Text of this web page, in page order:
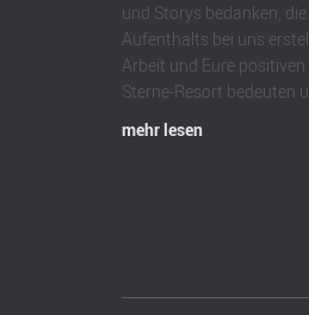
und Storys bedanken,
Aufenthalts bei uns
Arbeit und Eure
Sterne-Resort bedeuten
mehr lesen